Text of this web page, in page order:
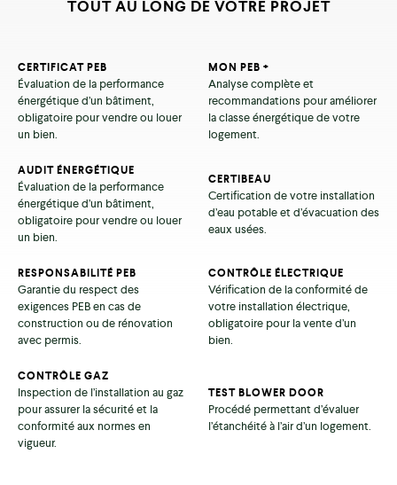
TOUT AU LONG DE VOTRE PROJET
CERTIFICAT PEB
Évaluation de la performance
énergétique d’un bâtiment,
obligatoire pour vendre ou louer
un bien.
MON PEB +
Analyse complète et
recommandations pour améliorer
la classe énergétique de votre
logement.
AUDIT ÉNERGÉTIQUE
Évaluation de la performance
énergétique d’un bâtiment,
obligatoire pour vendre ou louer
un bien.
CERTIBEAU
Certification de votre installation
d’eau potable et d’évacuation des
eaux usées.
RESPONSABILITÉ PEB
Garantie du respect des
exigences PEB en cas de
construction ou de rénovation
avec permis.
CONTRÔLE ÉLECTRIQUE
Vérification de la conformité de
votre installation électrique,
obligatoire pour la vente d’un
bien.
CONTRÔLE GAZ
Inspection de l’installation au gaz
pour assurer la sécurité et la
conformité aux normes en
vigueur.
TEST BLOWER DOOR
Procédé permettant d’évaluer
l’étanchéité à l’air d’un logement.